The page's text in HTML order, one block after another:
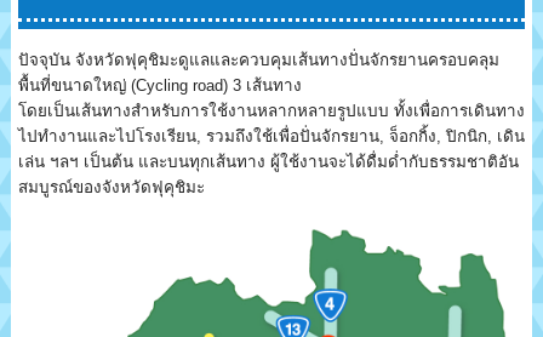
ปัจจุบัน จังหวัดฟุคุชิมะดูแลและควบคุมเส้นทางปั่นจักรยานครอบคลุม
พื้นที่ขนาดใหญ่ (Cycling road) 3 เส้นทาง
โดยเป็นเส้นทางสำหรับการใช้งานหลากหลายรูปแบบ ทั้งเพื่อการเดินทาง
ไปทำงานและไปโรงเรียน, รวมถึงใช้เพื่อปั่นจักรยาน, จ็อกกิ้ง, ปิกนิก, เดิน
เล่น ฯลฯ เป็นต้น และบนทุกเส้นทาง ผู้ใช้งานจะได้ดื่มด่ำกับธรรมชาติอัน
สมบูรณ์ของจังหวัดฟุคุชิมะ